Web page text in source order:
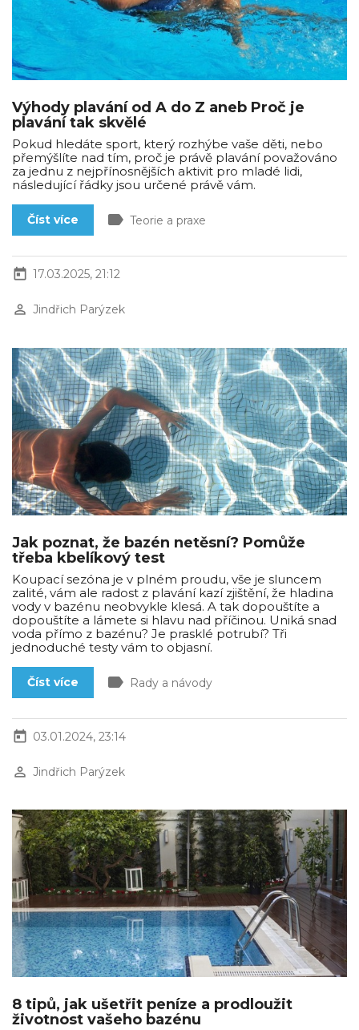
Výhody plavání od A do Z aneb Proč je
plavání tak skvělé
Pokud hledáte sport, který rozhýbe vaše děti, nebo
přemýšlíte nad tím, proč je právě plavání považováno
za jednu z nejpřínosnějších aktivit pro mladé lidi,
následující řádky jsou určené právě vám.
Číst více label Teorie a praxe
today 17.03.2025, 21:12
perm_identity Jindřich Parýzek
Jak poznat, že bazén netěsní? Pomůže
třeba kbelíkový test
Koupací sezóna je v plném proudu, vše je sluncem
zalité, vám ale radost z plavání kazí zjištění, že hladina
vody v bazénu neobvykle klesá. A tak dopouštíte a
dopouštíte a lámete si hlavu nad příčinou. Uniká snad
voda přímo z bazénu? Je prasklé potrubí? Tři
jednoduché testy vám to objasní.
Číst více label Rady a návody
today 03.01.2024, 23:14
perm_identity Jindřich Parýzek
8 tipů, jak ušetřit peníze a prodloužit
životnost vašeho bazénu